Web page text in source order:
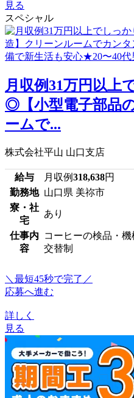
見る
スペシャル
月収例31万円以上
◎【小型電子部品
ームで...
株式会社平山 山口支店
給与 月収例318,638円
勤務地 山口県 美祢市
寮・社
宅
あり
仕事内
容
コーヒーの検品・
交替制
＼最短45秒で完了／
応募へ進む
詳しく
見る